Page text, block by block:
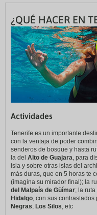
¿QUÉ HACER EN
Actividades
Tenerife es un importante
con la ventaja de poder
senderos de bosque y hasta
la del Alto de Guajara , para
isla y sobre otras islas del
más duras, que en 5 horas te
(imagina su mirador final); la
del Malpaís de Güímar; la
Hidalgo , con sus
Negras Los Silos , etc